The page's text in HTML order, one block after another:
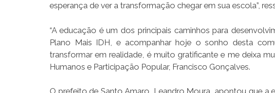
esperança de ver a transformação chegar em sua escola”,
“A educação é um dos principais caminhos para
Plano Mais IDH, e acompanhar hoje o sonho desta
transformar em realidade, é muito gratificante e me deixa
Humanos e Participação Popular, Francisco Gonçalves.